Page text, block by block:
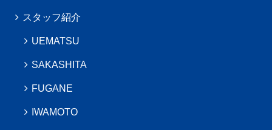
スタッフ紹介
UEMATSU
SAKASHITA
FUGANE
IWAMOTO